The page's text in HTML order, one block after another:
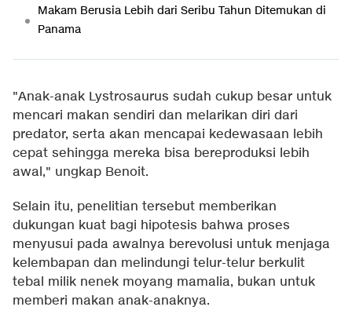
Makam Berusia Lebih dari Seribu Tahun Ditemukan di
Panama
"Anak-anak Lystrosaurus sudah cukup besar untuk
mencari makan sendiri dan melarikan diri dari
predator, serta akan mencapai kedewasaan lebih
cepat sehingga mereka bisa bereproduksi lebih
awal," ungkap Benoit.
Selain itu, penelitian tersebut memberikan
dukungan kuat bagi hipotesis bahwa proses
menyusui pada awalnya berevolusi untuk menjaga
kelembapan dan melindungi telur-telur berkulit
tebal milik nenek moyang mamalia, bukan untuk
memberi makan anak-anaknya.